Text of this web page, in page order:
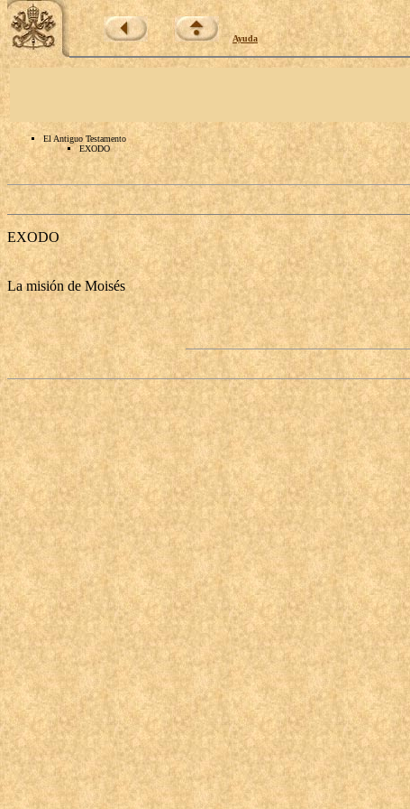
Ayuda
El Antiguo Testamento
EXODO
EXODO
La misión de Moisés